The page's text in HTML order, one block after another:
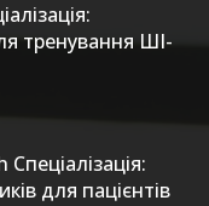
тренування ШІ-
для пацієнтів